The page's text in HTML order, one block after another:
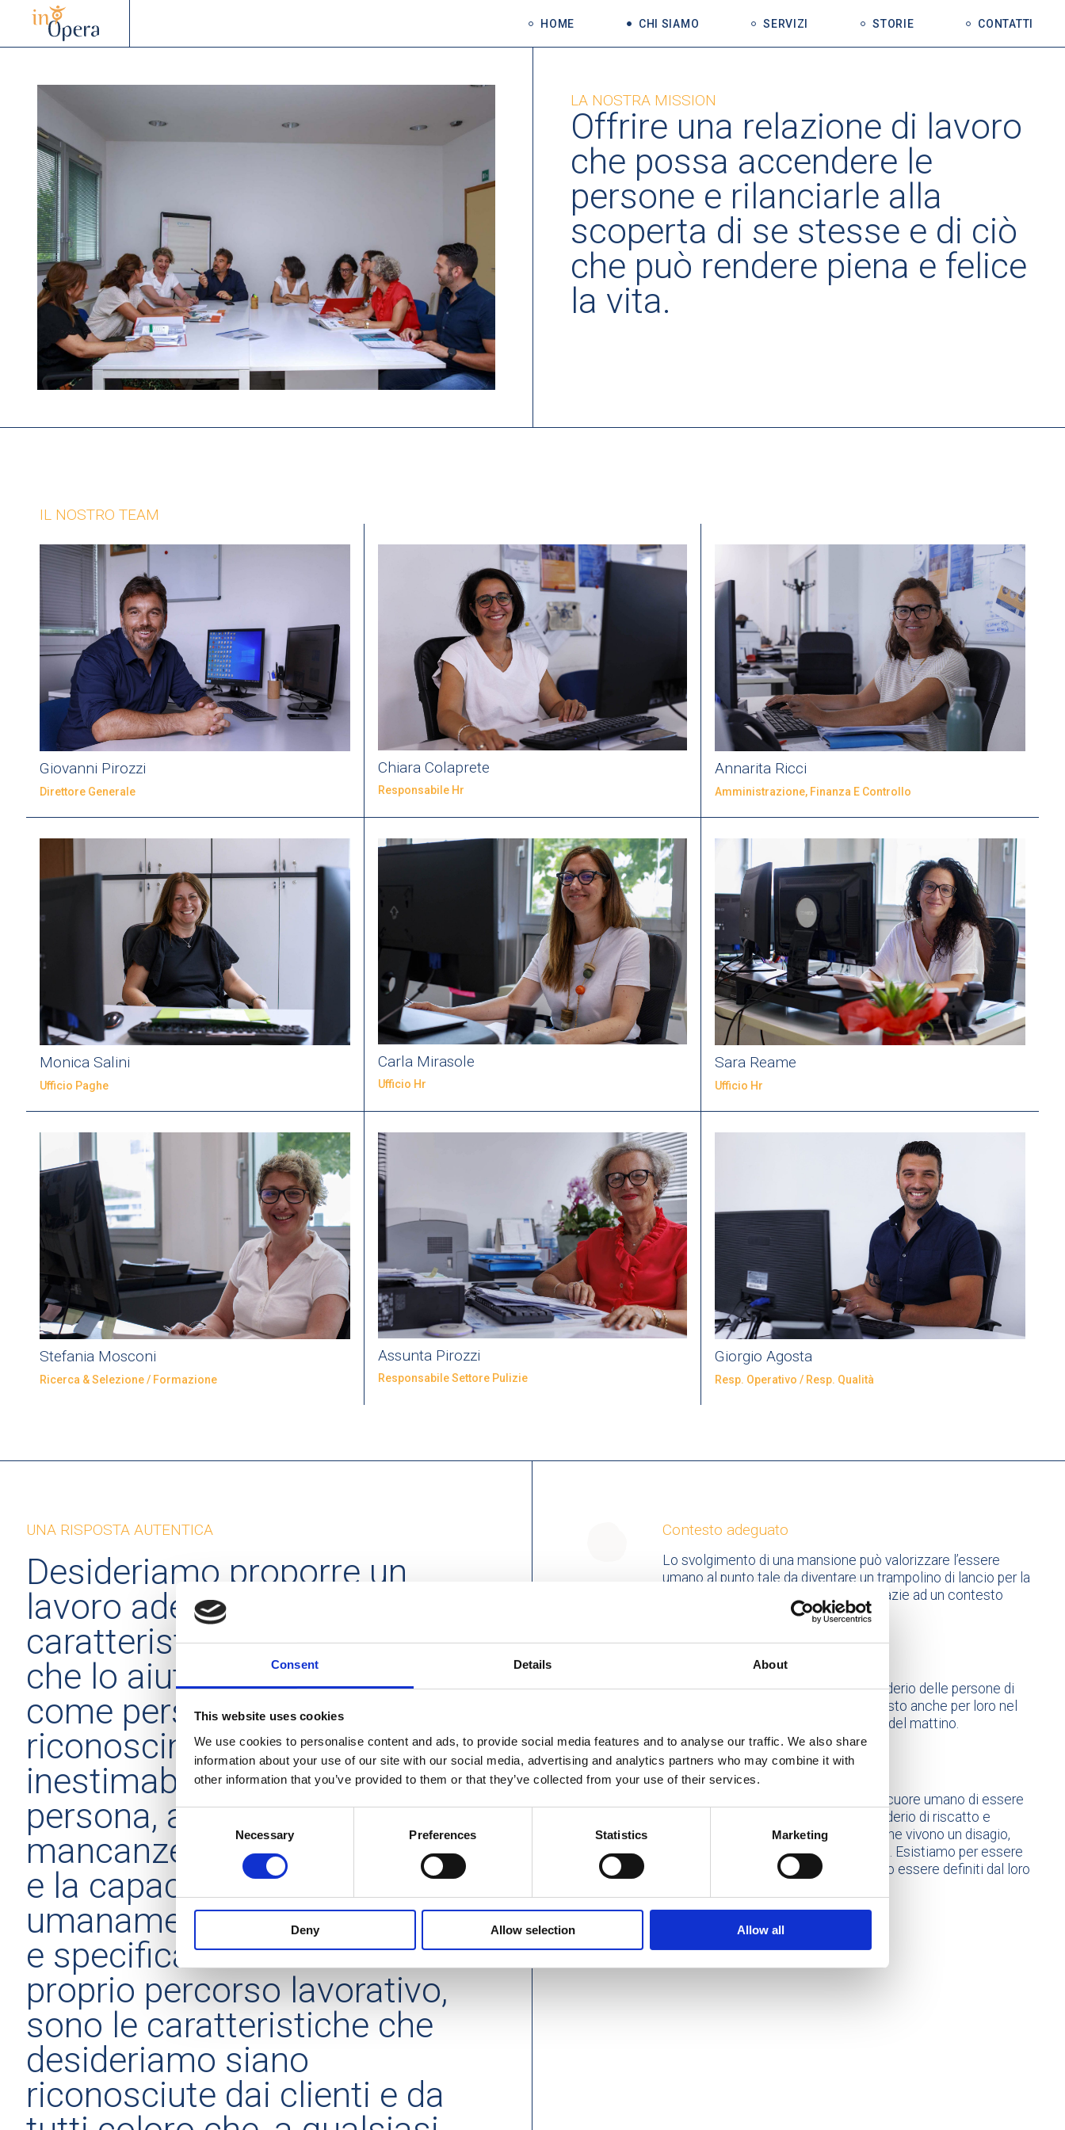
Consent Details About
This website uses cookies
We use cookies to personalise content and ads, to provide social media features and to analyse our traffic. We also share
information about your use of our site with our social media, advertising and analytics partners who may combine it with
other information that you’ve provided to them or that they’ve collected from your use of their services.
Consent
Necessary Preferences Statistics Marketing
Deny Allow selection Allow all
HOME CHI SIAMO SERVIZI STORIE CONTATTI
LA NOSTRA MISSION
Offrire una relazione di lavoro
che possa accendere le
persone e rilanciarle alla
scoperta di se stesse e di ciò
che può rendere piena e felice
la vita.
IL NOSTRO TEAM
Giovanni Pirozzi
Direttore Generale
Chiara Colaprete
Responsabile Hr
Annarita Ricci
Amministrazione, Finanza E Controllo
Monica Salini
Ufficio Paghe
Carla Mirasole
Ufficio Hr
Sara Reame
Ufficio Hr​
Stefania Mosconi
Ricerca & Selezione / Formazione
Assunta Pirozzi
Responsabile Settore Pulizie
Giorgio Agosta
Resp. Operativo / Resp. Qualità
UNA RISPOSTA AUTENTICA
Desideriamo proporre un
lavoro adeguato alle
caratteristiche di ciascuno e
che lo aiuti a realizzarsi
come persona. Il
riconoscimento del valore
inestimabile di ciascuna
persona, al di là delle proprie
mancanze e dei propri errori,
e la capacità di sostenerla
umanamente, tecnicamente
e specificatamente nel
proprio percorso lavorativo,
sono le caratteristiche che
desideriamo siano
riconosciute dai clienti e da
Contesto adeguato
Lo svolgimento di una mansione può valorizzare l’essere
umano al punto tale da diventare un trampolino di lancio per la
persona, in tutti i suoi ambiti di vita, grazie ad un contesto
professionale adeguato.
Un senso alla giornata
Il lavoro quindi può riaccendere il desiderio delle persone di
sentirsi utili, la speranza che c’è un posto anche per loro nel
mondo, per dare un senso alla sveglia del mattino.
Esistiamo per un bisogno reale
Ci siamo perché esiste il bisogno del cuore umano di essere
voluto e amato, per rispondere al desiderio di riscatto e
riabilitazione di tutte quelle persone che vivono un disagio,
una disillusione nei confronti della vita. Esistiamo per essere
al fianco di tutti quelli che non vogliono essere definiti dal loro